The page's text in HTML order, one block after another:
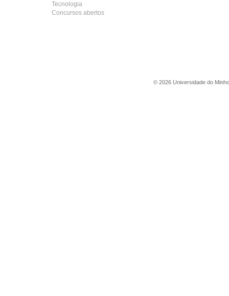
Tecnologia
Concursos abertos
© 2026 Universidade do Minho